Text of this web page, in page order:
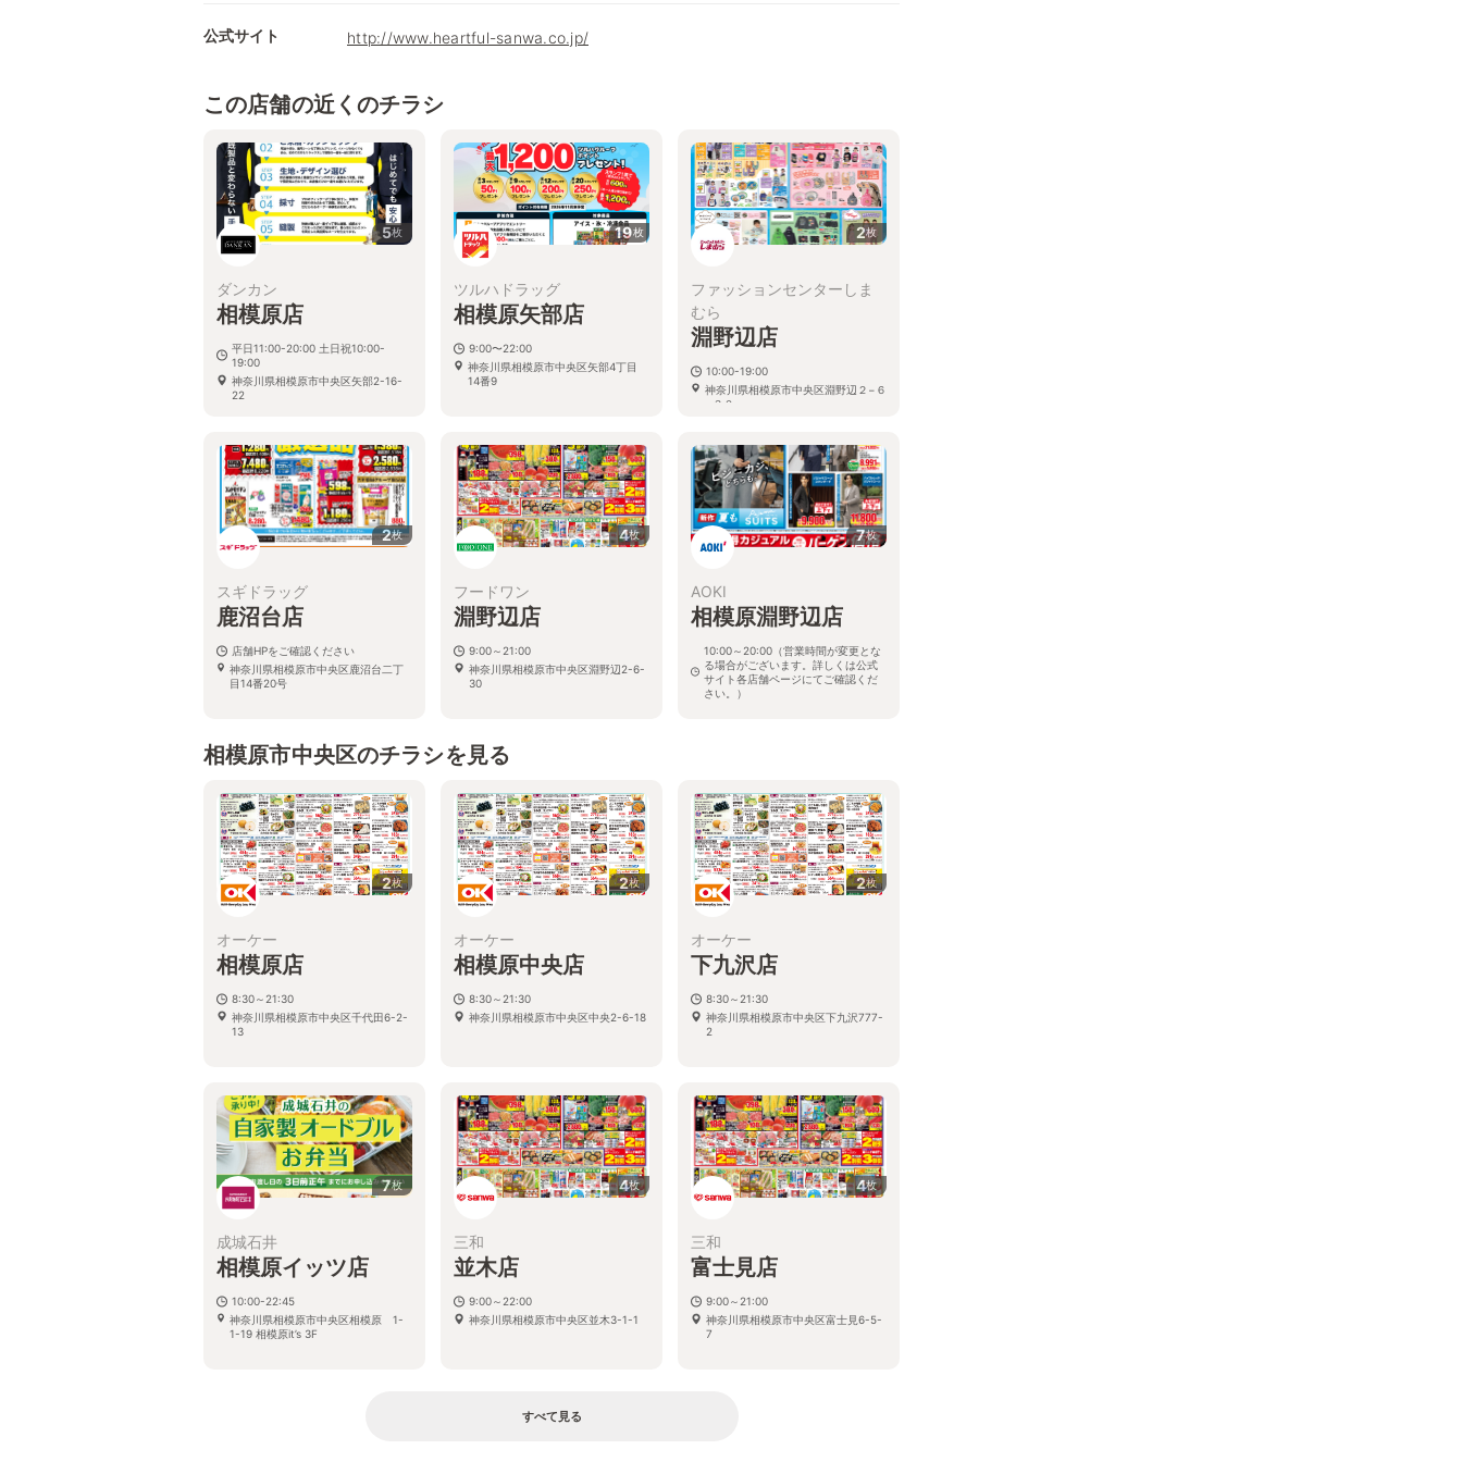
公式サイト http://www.heartful-sanwa.co.jp/
この店舗の近くのチラシ
5枚
ダンカン
相模原店
平日11:00-20:00 土日祝10:00-
19:00
神奈川県相模原市中央区矢部2-16-
22
19枚
ツルハドラッグ
相模原矢部店
9:00〜22:00
神奈川県相模原市中央区矢部4丁目
14番9
2枚
ファッションセンターしま
むら
淵野辺店
10:00-19:00
神奈川県相模原市中央区淵野辺２−６
−３０
2枚
スギドラッグ
鹿沼台店
店舗HPをご確認ください
神奈川県相模原市中央区鹿沼台二丁
目14番20号
4枚
フードワン
淵野辺店
9:00～21:00
神奈川県相模原市中央区淵野辺2-6-
30
7枚
AOKI
相模原淵野辺店
10:00～20:00（営業時間が変更とな
る場合がございます。詳しくは公式
サイト各店舗ページにてご確認くだ
さい。）
相模原市中央区のチラシを見る
2枚
オーケー
相模原店
8:30～21:30
神奈川県相模原市中央区千代田6-2-
13
2枚
オーケー
相模原中央店
8:30～21:30
神奈川県相模原市中央区中央2-6-18
2枚
オーケー
下九沢店
8:30～21:30
神奈川県相模原市中央区下九沢777-
2
7枚
成城石井
相模原イッツ店
10:00-22:45
神奈川県相模原市中央区相模原 1-
1-19 相模原it’s 3F
4枚
三和
並木店
9:00～22:00
神奈川県相模原市中央区並木3-1-1
4枚
三和
富士見店
9:00～21:00
神奈川県相模原市中央区富士見6-5-
7
すべて見る